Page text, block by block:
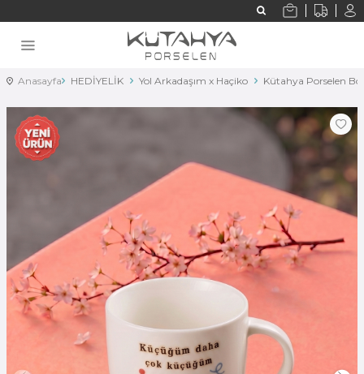
Anasayfa HEDİYELİK Yol Arkadaşım x Haçiko Kütahya Porselen